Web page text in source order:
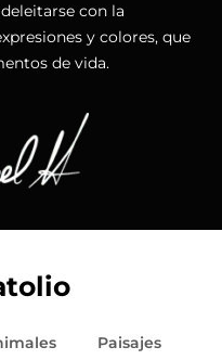
con la
y colores, que
de vida.
Paisajes